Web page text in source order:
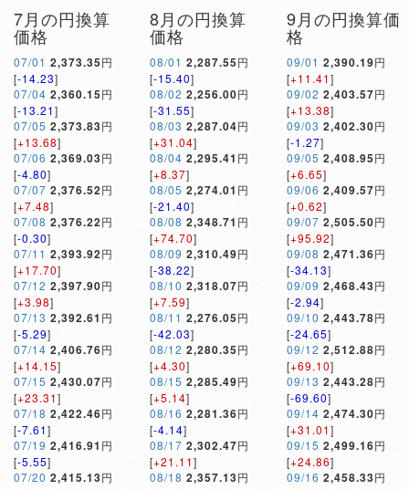
7月の円換算
価格
07/01 2,373.35円
[-14.23]
07/04 2,360.15円
[-13.21]
07/05 2,373.83円
[+13.68]
07/06 2,369.03円
[-4.80]
07/07 2,376.52円
[+7.48]
07/08 2,376.22円
[-0.30]
07/11 2,393.92円
[+17.70]
07/12 2,397.90円
[+3.98]
07/13 2,392.61 円
[-5.29]
07/14 2,406.76円
[+14.15]
07/15 2,430.07円
[+23.31]
07/18 2,422.46円
[-7.61]
07/19 2,416.91 円
[-5.55]
07/20 2,415.13円
8月の円換算
価格
08/01 2,287.55円
[-15.40]
08/02 2,256.00円
[-31.55]
08/03 2,287.04円
[+31.04]
08/04 2,295.41 円
[+8.37]
08/05 2,274.01 円
[-21.40]
08/08 2,348.71 円
[+74.70]
08/09 2,310.49円
[-38.22]
08/10 2,318.07円
[+7.59]
08/11 2,276.05円
[-42.03]
08/12 2,280.35円
[+4.30]
08/15 2,285.49円
[+5.14]
08/16 2,281.36円
[-4.14]
08/17 2,302.47円
[+21.11]
08/18 2,357.13円
9月の円換算価
格
09/01 2,390.19円
[+11.41]
09/02 2,403.57円
[+13.38]
09/03 2,402.30円
[-1.27]
09/05 2,408.95円
[+6.65]
09/06 2,409.57円
[+0.62]
09/07 2,505.50円
[+95.92]
09/08 2,471.36円
[-34.13]
09/09 2,468.43円
[-2.94]
09/10 2,443.78円
[-24.65]
09/12 2,512.88円
[+69.10]
09/13 2,443.28円
[-69.60]
09/14 2,474.30円
[+31.01]
09/15 2,499.16円
[+24.86]
09/16 2,458.33円